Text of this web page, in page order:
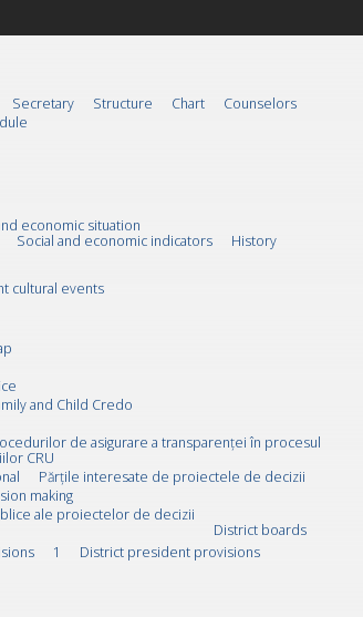
Secretary Structure Chart
Counselors
economic situation
Social and economic indicators
History
cultural events
and Child Credo
de asigurare a transparenței în procesul
CRU
Părțile interesate de proiectele de decizii
making
ale proiectelor de decizii
District boards
1
District president provisions